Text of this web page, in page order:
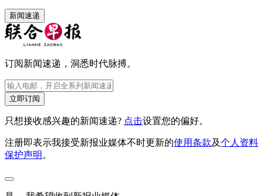
新闻速递
订阅新闻速递，洞悉时代脉搏。
立即订阅
只想接收感兴趣的新闻速递? 点击设置您的偏好。
注册即表示我接受新报业媒体不时更新的使用条款及个人资料
保护声明 。